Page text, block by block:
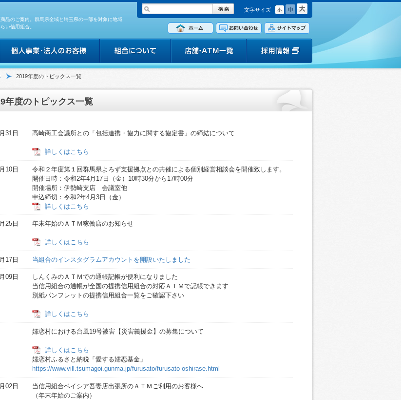
品のご案内。群馬県全域と埼玉県の一部を対象に地域
い信用組合。
文字サイズ
2019年度のトピックス一覧
年度のトピックス一覧
31日 高崎商工会議所との「包括連携・協力に関する協定書」の締結について
詳しくはこちら
10日
令和２年度第１回群馬県よろず支援拠点との共催による個別経営相談会を開催致します。
開催日時：令和2年4月17日（金）10時30分から17時00分
開催場所：伊勢崎支店 会議室他
申込締切：令和2年4月3日（金）
詳しくはこちら
25日 年末年始のＡＴＭ稼働店のお知らせ
詳しくはこちら
17日 当組合のインスタグラムアカウントを開設いたしました
09日
しんくみのＡＴＭでの通帳記帳が便利になりました
当信用組合の通帳が全国の提携信用組合の対応ＡＴＭで記帳できます
別紙パンフレットの提携信用組合一覧をご確認下さい
詳しくはこちら
嬬恋村における台風19号被害【災害義援金】の募集について
詳しくはこちら
嬬恋村ふるさと納税「愛する嬬恋基金」
https://www.vill.tsumagoi.gunma.jp/furusato/furusato-oshirase.html
02日
当信用組合ベイシア吾妻店出張所のＡＴＭご利用のお客様へ
（年末年始のご案内）